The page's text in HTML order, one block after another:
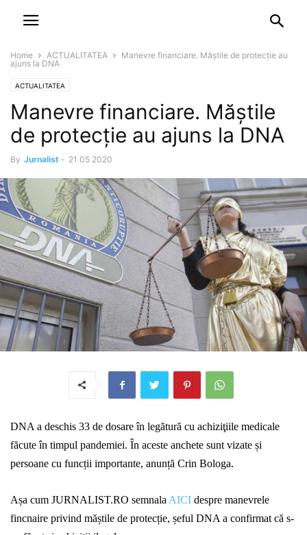
Home ACTUALITATEA
Manevre financiare. Măștile de protecție au
ajuns la DNA
ACTUALITATEA
Manevre financiare. Măștile
de protecție au ajuns la DNA
By Jurnalist - 21 05 2020
DNA a deschis 33 de dosareîn legătură cu achiziţiile medicale
făcute în timpul pandemiei. În aceste anchete sunt vizate și
persoane cu funcții importante, anunță Crin Bologa.
Așa cum JURNALIST.RO semnala AICI despre manevrele
fincnaire privind măștile de protecție, șeful DNA a confirmat că s-